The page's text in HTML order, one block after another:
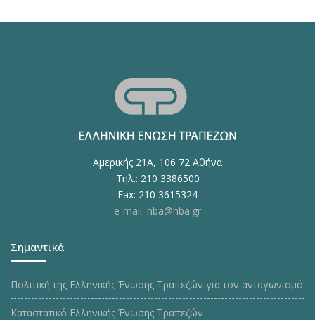
Αμερικής 21Α, 106 72 Αθήνα
Τηλ.: 210 3386500
Fax: 210 3615324
e-mail: hba@hba.gr
Σημαντικά
Πολιτική της Ελληνικής Ένωσης Τραπεζών για τον ανταγωνισμό
Καταστατικό Ελληνικής Ένωσης Τραπεζών